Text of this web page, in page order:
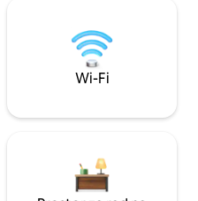
Wi-Fi